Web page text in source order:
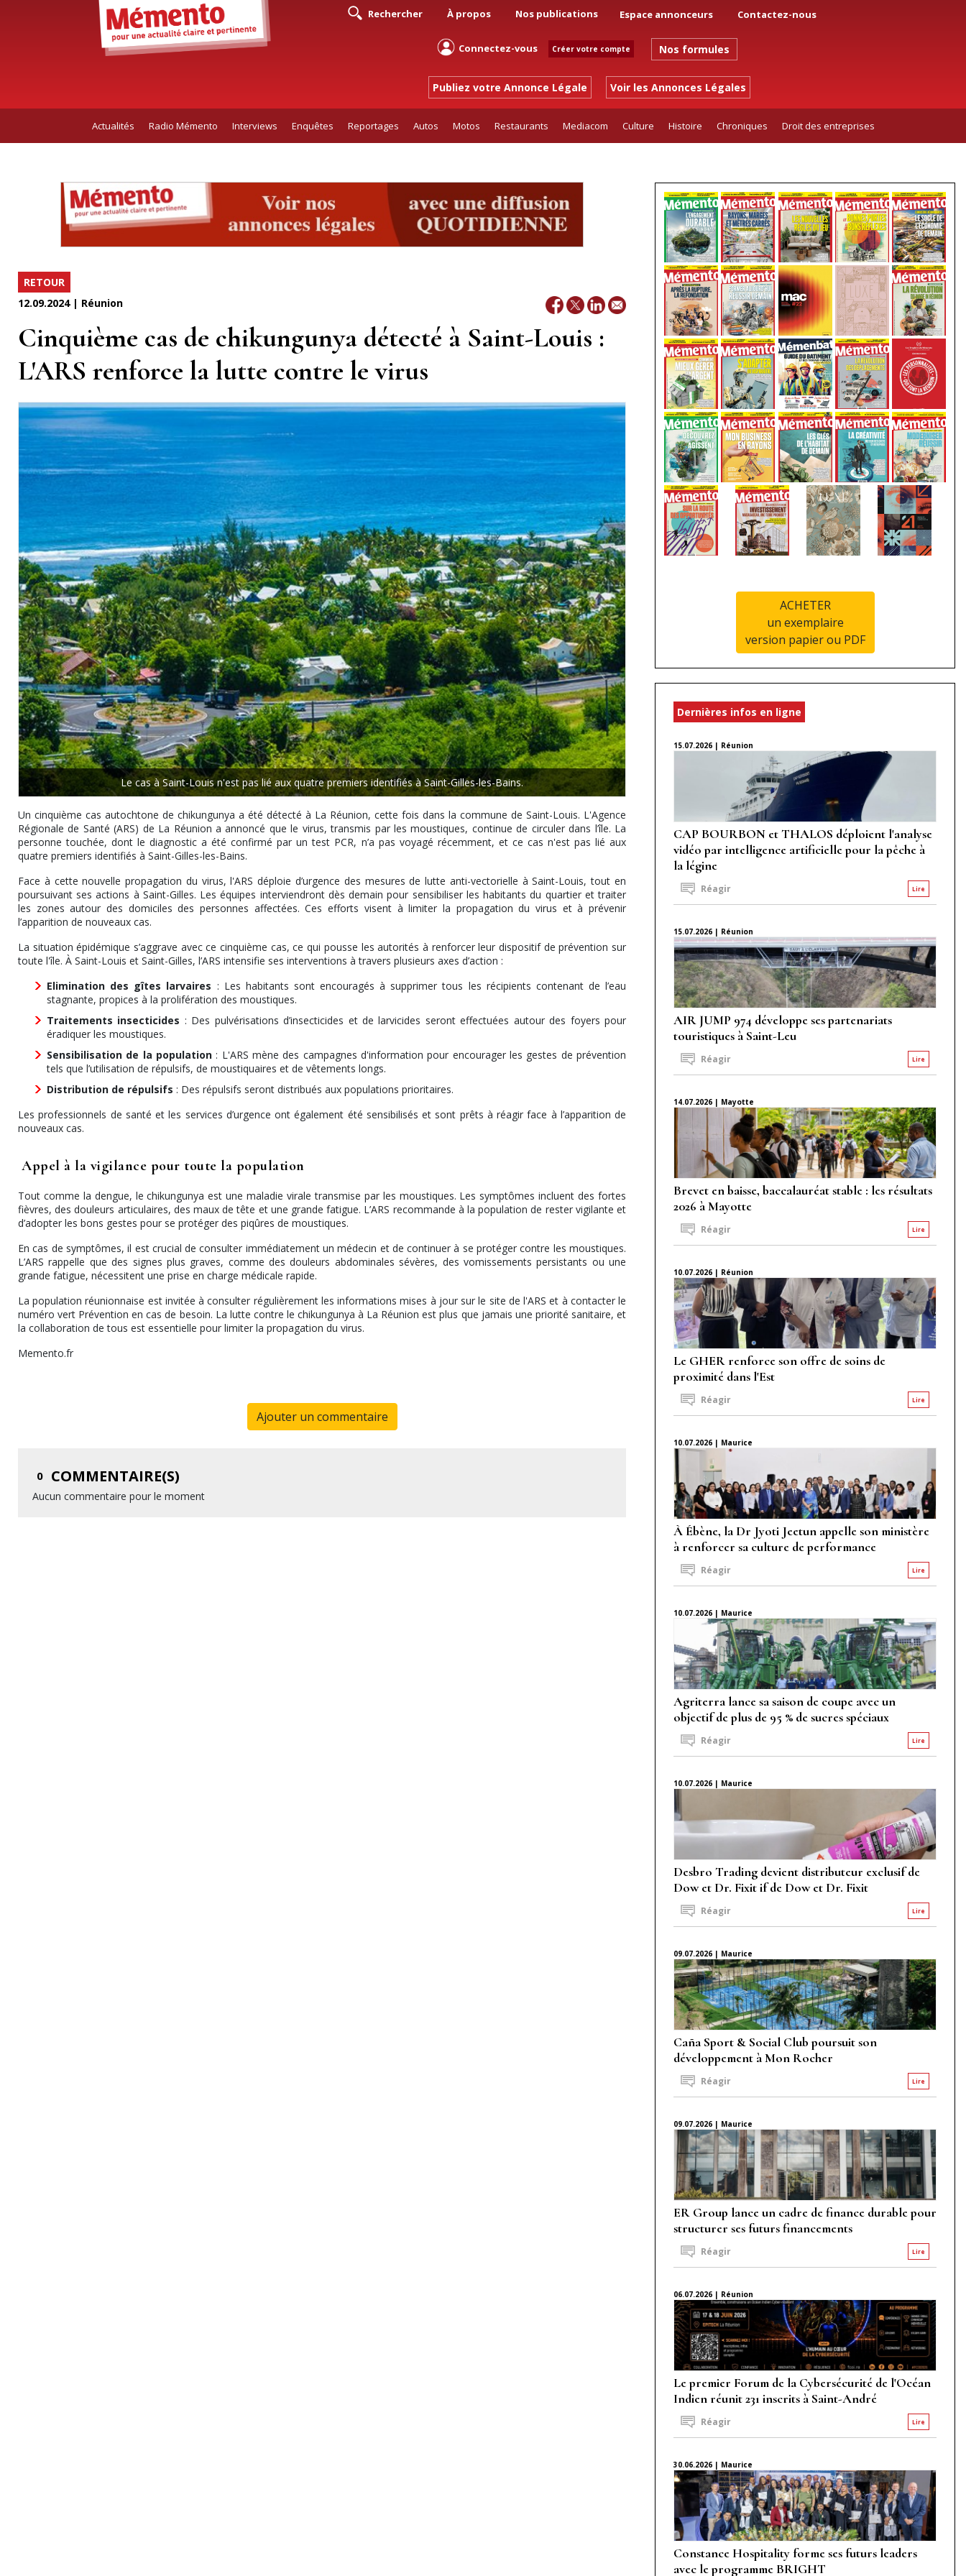
Rechercher À propos Nos publications Espace annonceurs Contactez-nous
Connectez-vous Créer votre compte Nos formules
Publiez votre Annonce Légale Voir les Annonces Légales
Actualités Radio Mémento Interviews Enquêtes Reportages Autos Motos Restaurants Mediacom Culture Histoire Chroniques Droit des entreprises
RETOUR
12.09.2024 | Réunion
Cinquième cas de chikungunya détecté à Saint-Louis :
L'ARS renforce la lutte contre le virus
Le cas à Saint-Louis n'est pas lié aux quatre premiers identifiés à Saint-Gilles-les-Bains.
Un cinquième cas autochtone de chikungunya a été détecté à La Réunion, cette fois dans la commune de Saint-Louis. L'Agence
Régionale de Santé (ARS) de La Réunion a annoncé que le virus, transmis par les moustiques, continue de circuler dans l’île. La
personne touchée, dont le diagnostic a été confirmé par un test PCR, n’a pas voyagé récemment, et ce cas n'est pas lié aux
quatre premiers identifiés à Saint-Gilles-les-Bains.
Face à cette nouvelle propagation du virus, l'ARS déploie d’urgence des mesures de lutte anti-vectorielle à Saint-Louis, tout en
poursuivant ses actions à Saint-Gilles. Les équipes interviendront dès demain pour sensibiliser les habitants du quartier et traiter
les zones autour des domiciles des personnes affectées. Ces efforts visent à limiter la propagation du virus et à prévenir
l’apparition de nouveaux cas.
La situation épidémique s’aggrave avec ce cinquième cas, ce qui pousse les autorités à renforcer leur dispositif de prévention sur
toute l'île. À Saint-Louis et Saint-Gilles, l’ARS intensifie ses interventions à travers plusieurs axes d’action :
Elimination des gîtes larvaires : Les habitants sont encouragés à supprimer tous les récipients contenant de l’eau
stagnante, propices à la prolifération des moustiques.
Traitements insecticides : Des pulvérisations d’insecticides et de larvicides seront effectuées autour des foyers pour
éradiquer les moustiques.
Sensibilisation de la population : L'ARS mène des campagnes d'information pour encourager les gestes de prévention
tels que l’utilisation de répulsifs, de moustiquaires et de vêtements longs.
Distribution de répulsifs : Des répulsifs seront distribués aux populations prioritaires.
Les professionnels de santé et les services d’urgence ont également été sensibilisés et sont prêts à réagir face à l’apparition de
nouveaux cas.
Appel à la vigilance pour toute la population
Tout comme la dengue, le chikungunya est une maladie virale transmise par les moustiques. Les symptômes incluent des fortes
fièvres, des douleurs articulaires, des maux de tête et une grande fatigue. L’ARS recommande à la population de rester vigilante et
d’adopter les bons gestes pour se protéger des piqûres de moustiques.
En cas de symptômes, il est crucial de consulter immédiatement un médecin et de continuer à se protéger contre les moustiques.
L’ARS rappelle que des signes plus graves, comme des douleurs abdominales sévères, des vomissements persistants ou une
grande fatigue, nécessitent une prise en charge médicale rapide.
La population réunionnaise est invitée à consulter régulièrement les informations mises à jour sur le site de l'ARS et à contacter le
numéro vert Prévention en cas de besoin. La lutte contre le chikungunya à La Réunion est plus que jamais une priorité sanitaire, et
la collaboration de tous est essentielle pour limiter la propagation du virus.
Memento.fr
Ajouter un commentaire
0 COMMENTAIRE(S)
Aucun commentaire pour le moment
ACHETER
un exemplaire
version papier ou PDF
Dernières infos en ligne
15.07.2026 | Réunion
CAP BOURBON et THALOS déploient l'analyse
vidéo par intelligence artificielle pour la pêche à
la légine
Lire
Réagir
15.07.2026 | Réunion
AIR JUMP 974 développe ses partenariats
touristiques à Saint-Leu
Lire
Réagir
14.07.2026 | Mayotte
Brevet en baisse, baccalauréat stable : les résultats
2026 à Mayotte
Lire
Réagir
10.07.2026 | Réunion
Le GHER renforce son offre de soins de
proximité dans l'Est
Lire
Réagir
10.07.2026 | Maurice
À Ébène, la Dr Jyoti Jeetun appelle son ministère
à renforcer sa culture de performance
Lire
Réagir
10.07.2026 | Maurice
Agriterra lance sa saison de coupe avec un
objectif de plus de 95 % de sucres spéciaux
Lire
Réagir
10.07.2026 | Maurice
Desbro Trading devient distributeur exclusif de
Dow et Dr. Fixit if de Dow et Dr. Fixit
Lire
Réagir
09.07.2026 | Maurice
Caña Sport & Social Club poursuit son
développement à Mon Rocher
Lire
Réagir
09.07.2026 | Maurice
ER Group lance un cadre de finance durable pour
structurer ses futurs financements
Lire
Réagir
06.07.2026 | Réunion
Le premier Forum de la Cybersécurité de l'Océan
Indien réunit 231 inscrits à Saint-André
Lire
Réagir
30.06.2026 | Maurice
Constance Hospitality forme ses futurs leaders
avec le programme BRIGHT